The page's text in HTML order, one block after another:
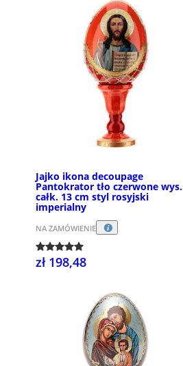
Jajko ikona decoupage
Pantokrator tło czerwone wys.
całk. 13 cm styl rosyjski
imperialny
NA ZAMÓWIENIE
zł 198,48